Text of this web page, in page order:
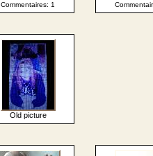
Commentaires: 1
Old picture